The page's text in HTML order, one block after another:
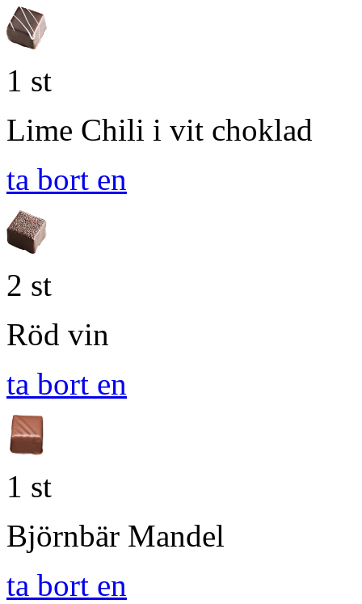
1 st
Lime Chili i vit choklad
ta bort en
2 st
Röd vin
ta bort en
1 st
Björnbär Mandel
ta bort en